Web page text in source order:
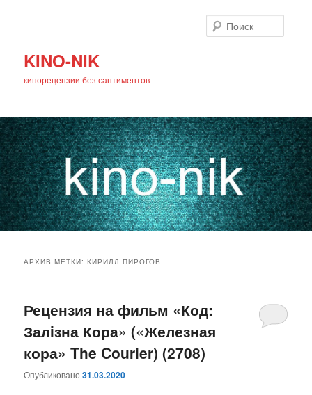
KINO-NIK
кинорецензии без сантиментов
основному
содержимому
дополнительному
содержимому
АРХИВ МЕТКИ:КИРИЛЛ ПИРОГОВ
Рецензия на фильм «Код:
Залiзна Кора» («Железная
кора» The Courier) (2708)
Опубликовано31.03.2020